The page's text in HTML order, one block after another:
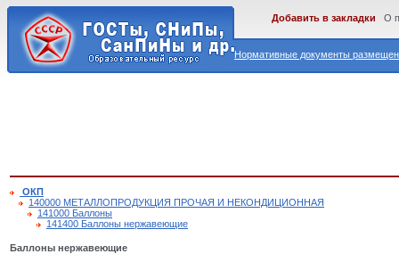
Нормативные документы
Добавить в закладки О
ОКП
140000 МЕТАЛЛОПРОДУКЦИЯ ПРОЧАЯ И НЕКОНДИЦИОННАЯ
141000 Баллоны
141400 Баллоны нержавеющие
Баллоны нержавеющие